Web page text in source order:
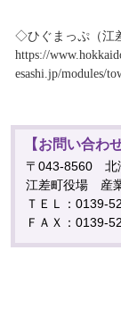
◇ひぐまっぷ（江
https://
esashi.jp/
【お問い合わ
〒043-8560 北
江差町役場 産
ＴＥＬ：0139-
ＦＡＸ：0139-